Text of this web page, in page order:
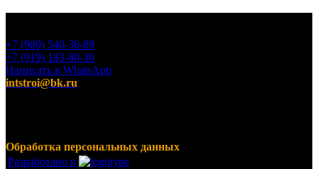
+7 (980) 540-30-89
+7 (919) 183-80-30
Написать в WhatsApp
intstroi@bk.ru
Обработка персональных данных
Разработано в